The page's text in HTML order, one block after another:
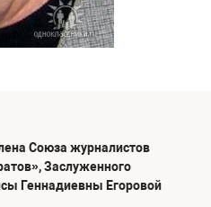
Союза журналистов
Заслуженного
Геннадиевны Егоровой